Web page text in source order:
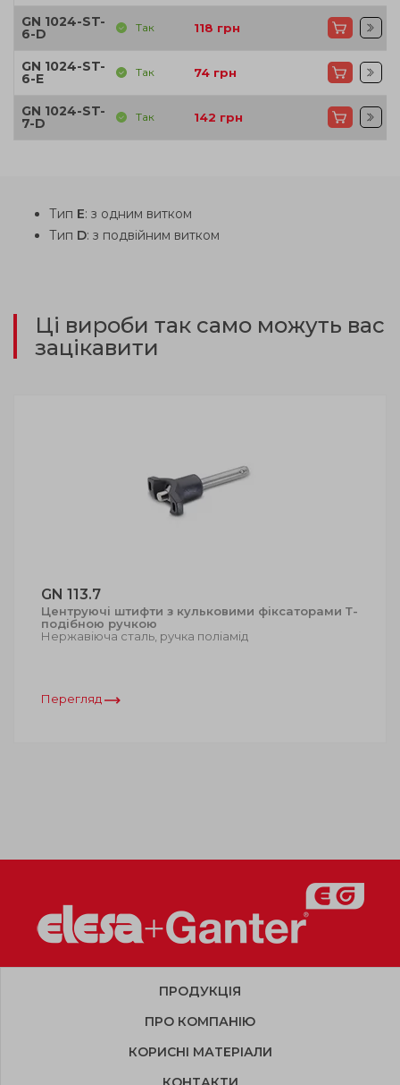
GN 1024-ST-
6-D Так 118 грн
GN 1024-ST-
6-E Так 74 грн
GN 1024-ST-
7-D Так 142 грн
Тип E: з одним витком
Тип D: з подвійним витком
Ці вироби так само можуть вас
зацікавити
GN 113.7
Центруючі штифти з кульковими фіксаторами Т-
подібною ручкою
Нержавіюча сталь, ручка поліамід
Перегляд
ПРОДУКЦІЯ
ПРО КОМПАНІЮ
КОРИСНІ МАТЕРІАЛИ